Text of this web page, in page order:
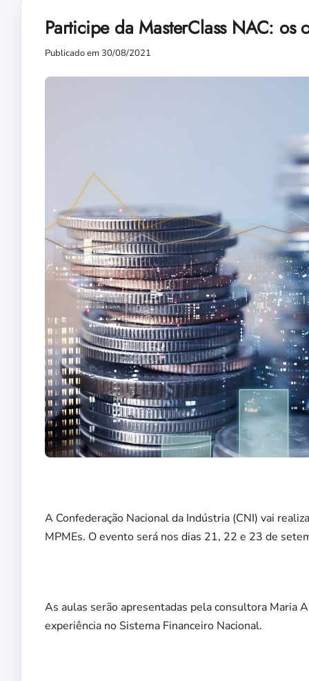
Participe da MasterClass NAC: os
Publicado em 30/08/2021
A Confederação Nacional da Indústria (CNI) vai
MPMEs. O evento será nos dias 21, 22 e 23 de
As aulas serão apresentadas pela consultora Maria
experiência no Sistema Financeiro Nacional.